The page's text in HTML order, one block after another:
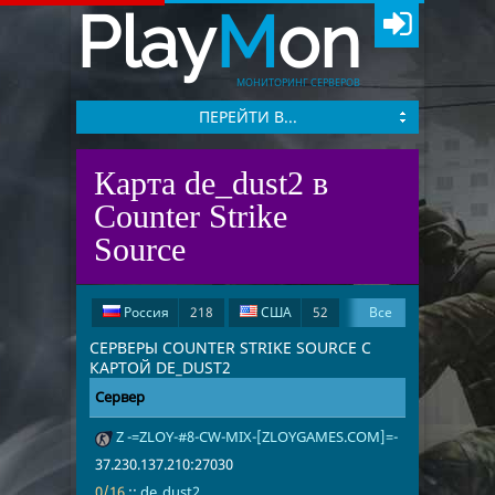
PlayMon
МОНИТОРИНГ СЕРВЕРОВ
ПЕРЕЙТИ В...
Карта de_dust2 в
Counter Strike
Source
Россия 218 США
52
Франция
28 Германия
26
Латвия
7 Нидерланды
5
Великобритания
Польша
4 Венгрия
3
Все
СЕРВЕРЫ COUNTER STRIKE SOURCE С
КАРТОЙ DE_DUST2
Сервер Адрес
Игроки
Z -=ZLOY-#8-CW-MIX-[ZLOYGAMES.COM]=-
37.230.137.210:27030
de_dust2